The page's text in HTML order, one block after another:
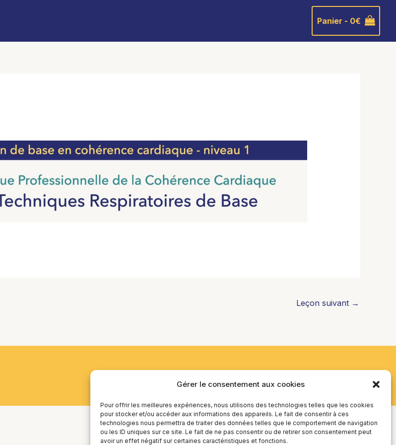
Gérer le consentement aux cookies
Pour offrir les meilleures expériences, nous utilisons des technologies telles que les cookies
pour stocker et/ou accéder aux informations des appareils. Le fait de consentir à ces
technologies nous permettra de traiter des données telles que le comportement de navigation
ou les ID uniques sur ce site. Le fait de ne pas consentir ou de retirer son consentement peut
avoir un effet négatif sur certaines caractéristiques et fonctions.
Panier - 0€
Leçon suivant →